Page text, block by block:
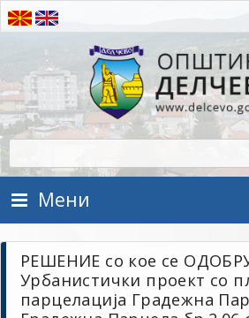
Прескокнете на содржината
Општина Делчево
Општина Делчево
Мени
РЕШЕНИЕ со кое се
Урбанистички проект со
парцелација Градежна